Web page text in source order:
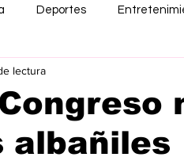
Deportes
albañiles
lectura